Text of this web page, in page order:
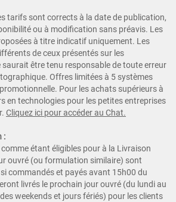
tarifs sont corrects à la date de publication,
ou à modification sans préavis. Les
à titre indicatif uniquement. Les
de ceux présentés sur les
saurait être tenu responsable de toute erreur
Offres limitées à 5 systèmes
Pour les achats supérieurs à
en technologies pour les petites entreprises
Cliquez ici pour accéder au Chat.
:
étant éligibles pour à la Livraison
ouvré (ou formulation similaire) sont
commandés et payés avant 15h00 du
livrés le prochain jour ouvré (du lundi au
weekends et jours fériés) pour les clients